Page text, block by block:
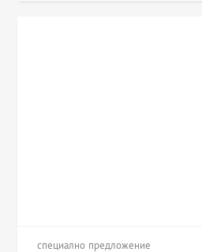
специално предложение